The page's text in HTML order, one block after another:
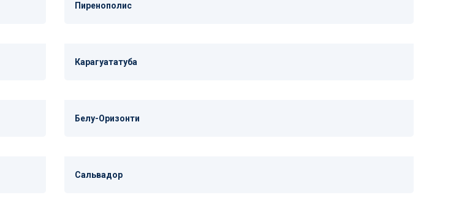
Пиренополис
Карагуататуба
Белу-Оризонти
Сальвадор